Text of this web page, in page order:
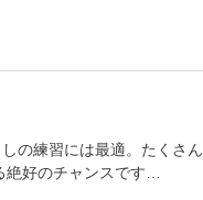
の練習には最適。たくさん
好のチャンスです…